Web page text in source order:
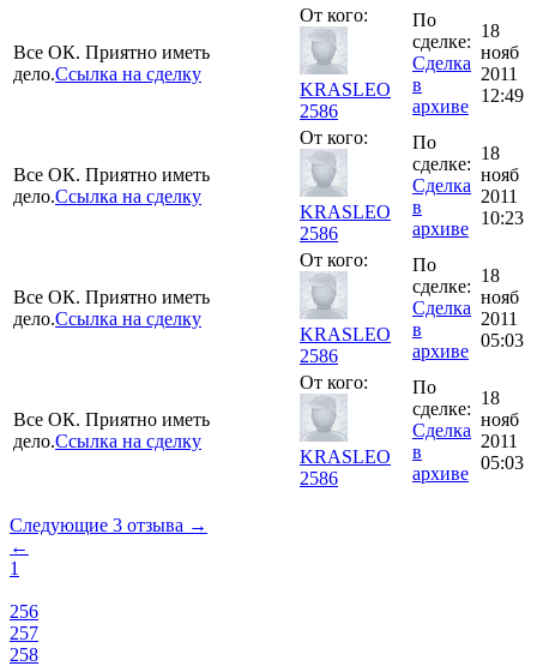
Все ОК. Приятно иметь
дело.Ссылка на сделку
От кого:
KRASLEO
2586
По
сделке:
Сделка
в
архиве
18
нояб
2011
12:49
Все ОК. Приятно иметь
дело.Ссылка на сделку
От кого:
KRASLEO
2586
По
сделке:
Сделка
в
архиве
18
нояб
2011
10:23
Все ОК. Приятно иметь
дело.Ссылка на сделку
От кого:
KRASLEO
2586
По
сделке:
Сделка
в
архиве
18
нояб
2011
05:03
Все ОК. Приятно иметь
дело.Ссылка на сделку
От кого:
KRASLEO
2586
По
сделке:
Сделка
в
архиве
18
нояб
2011
05:03
Следующие 3 отзыва →
←
1
256
257
258